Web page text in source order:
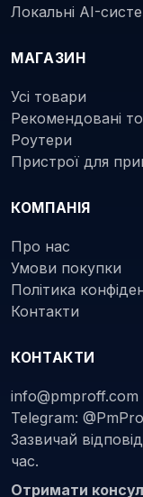
Локальні AI-
МАГАЗИН
Усі товари
Рекомендовані
Роутери
Пристрої для
КОМПАНІЯ
Про нас
Умови покупки
Політика
Контакти
КОНТАКТИ
info@pmproff.com
Telegram:
Зазвичай
час.
Отримати